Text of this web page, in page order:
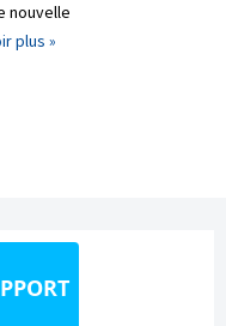
nouvelle
plus »